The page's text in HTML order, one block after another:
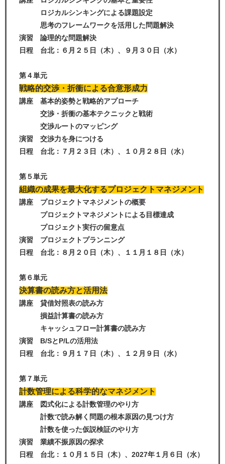
ロジカルシンキングによる課題設定
思考のフレームワークを活用した問題解決
演習 論理的な問題解決
日程 台北：６月２５日（木）、９ 月３０日（水）
第４単元
戦略的交渉・折衝による合意形成力
講座 基本的姿勢と戦略的アプローチ
交渉・折衝の基本テクニックと戦術
交渉ルートのマッピング
演習 交渉力を身につける
日程 台北：７月２３日（木）、 １０月２８日（水）
第５単元
組織の成果を最大化するプロジェクトマネジメント
講座 プロジェクトマネジメントの概要
プロジェクトマネジメントによる目標達成
プロジェクト実行の留意点
演習 プロジェクトプランニング
日程 台北：８月２０日（木）、 １１月１８日（水）
第６単元
決算書の読み方と活用法
講座 貸借対照表の読み方
損益計算書の読み方
キャッシュフロー計算書の読み方
演習 B/SとP/Lの活用法
日程 台北：９月１７日（木）、１２ 月９日（水）
第７単元
計数管理による科学的なマネジメント
講座 図式化による計数管理のやり方
計数で読み解く問題の根本原因の見つけ方
計数を使った仮説検証のやり方
演習 業績不振原因の探求​
日程 台北：１０月１５日（木）、2027年１月６日（水）